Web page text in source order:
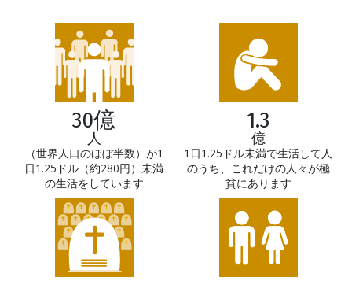
30億
人
（世界人口のほぼ半数）が1
日1.25ドル（約280円）未満
の生活をしています
1.3
億
1日1.25ドル未満で生活して人
のうち、これだけの人々が極
貧にあります